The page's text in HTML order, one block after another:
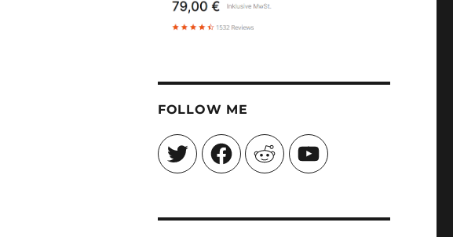
FOLLOW ME
Twitter Facebook Reddit YouTube